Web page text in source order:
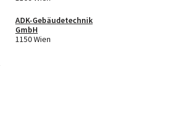
ADK-Gebäudetechnik
GmbH
1150 Wien